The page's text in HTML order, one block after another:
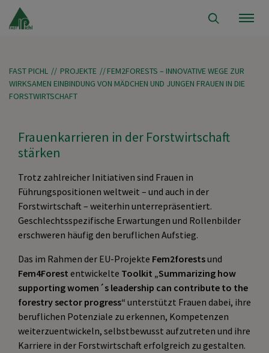
FAST PICHL // PROJEKTE //FEM2FORESTS – INNOVATIVE WEGE ZUR
WIRKSAMEN EINBINDUNG VON MÄDCHEN UND JUNGEN FRAUEN IN DIE
FORSTWIRTSCHAFT
Frauenkarrieren in der Forstwirtschaft
stärken
Trotz zahlreicher Initiativen sind Frauen in
Führungspositionen weltweit – und auch in der
Forstwirtschaft – weiterhin unterrepräsentiert.
Geschlechtsspezifische Erwartungen und Rollenbilder
erschweren häufig den beruflichen Aufstieg.
Das im Rahmen der EU-Projekte Fem2forestsund
Fem4Forest entwickelte Toolkit „Summarizing how
supporting women´s leadership can contribute to the
forestry sector progress“ unterstützt Frauen dabei, ihre
beruflichen Potenziale zu erkennen, Kompetenzen
weiterzuentwickeln, selbstbewusst aufzutreten und ihre
Karriere in der Forstwirtschaft erfolgreich zu gestalten.